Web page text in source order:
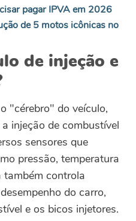
pagar IPVA em 2026
de 5 motos icônicas no
de injeção e
"cérebro" do veículo,
injeção de combustível
sensores que
pressão, temperatura
também controla
do carro,
e os bicos injetores.